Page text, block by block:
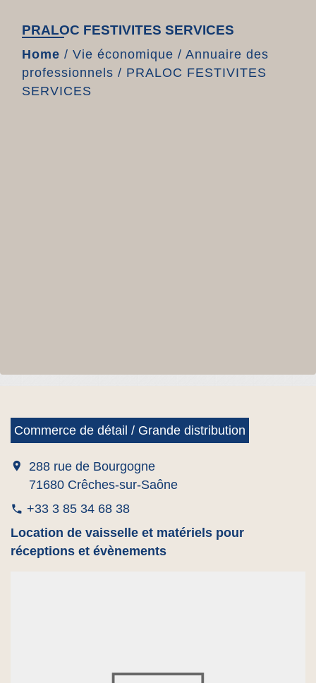
PRALOC FESTIVITES SERVICES
Home / Vie économique / Annuaire des
professionnels / PRALOC FESTIVITES
SERVICES
Commerce de détail / Grande distribution
location_on
288 rue de Bourgogne
71680 Crêches-sur-Saône
phone +33 3 85 34 68 38
Location de vaisselle et matériels pour
réceptions et évènements